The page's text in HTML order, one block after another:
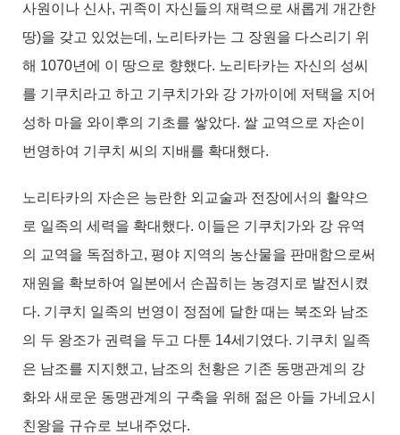
사원이나 신사, 귀족이 자신들의 재력으로 새롭게 개간한
땅)을 갖고 있었는데, 노리타카는 그 장원을 다스리기 위
해 1070년에 이 땅으로 향했다. 노리타카는 자신의 성씨
를 기쿠치라고 하고 기쿠치가와 강 가까이에 저택을 지어
성하 마을 와이후의 기초를 쌓았다. 쌀 교역으로 자손이
번영하여 기쿠치 씨의 지배를 확대했다.
노리타카의 자손은 능란한 외교술과 전장에서의 활약으
로 일족의 세력을 확대했다. 이들은 기쿠치가와 강 유역
의 교역을 독점하고, 평야 지역의 농산물을 판매함으로써
재원을 확보하여 일본에서 손꼽히는 농경지로 발전시켰
다. 기쿠치 일족의 번영이 정점에 달한 때는 북조와 남조
의 두 왕조가 권력을 두고 다툰 14세기였다. 기쿠치 일족
은 남조를 지지했고, 남조의 천황은 기존 동맹관계의 강
화와 새로운 동맹관계의 구축을 위해 젊은 아들 가네요시
친왕을 규슈로 보내주었다.